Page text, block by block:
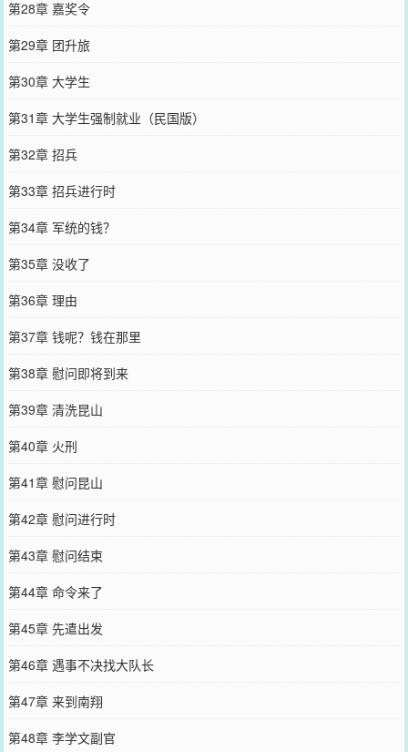
第28章 嘉奖令
第29章 团升旅
第30章 大学生
第31章 大学生强制就业（民国版）
第32章 招兵
第33章 招兵进行时
第34章 军统的钱？
第35章 没收了
第36章 理由
第37章 钱呢？钱在那里
第38章 慰问即将到来
第39章 清洗昆山
第40章 火刑
第41章 慰问昆山
第42章 慰问进行时
第43章 慰问结束
第44章 命令来了
第45章 先遣出发
第46章 遇事不决找大队长
第47章 来到南翔
第48章 李学文副官